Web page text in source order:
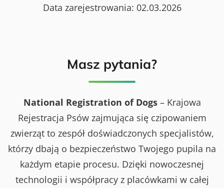
Data zarejestrowania: 02.03.2026
Masz pytania?
National Registration of Dogs– Krajowa
Rejestracja Psów zajmująca się czipowaniem
zwierząt to zespół doświadczonych specjalistów,
którzy dbają o bezpieczeństwo Twojego pupila na
każdym etapie procesu. Dzięki nowoczesnej
technologii i współpracy z placówkami w całej